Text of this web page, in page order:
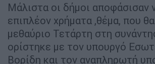
Μάλιστα οι δήμοι αποφάσισαν
επιπλέον χρήματα ,θέμα, που
μεθαύριο Τετάρτη στη
ορίστηκε με τον υπουργό
Βορίδη και τον αναπληρωτή